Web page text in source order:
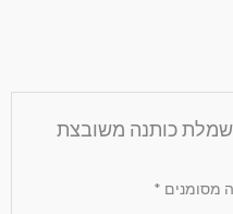
כותנה משובצת
*